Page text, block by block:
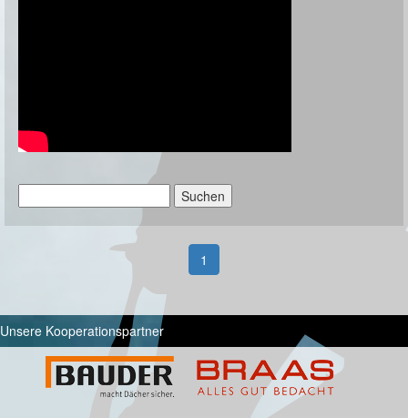
nach:
1
Unsere Kooperationspartner